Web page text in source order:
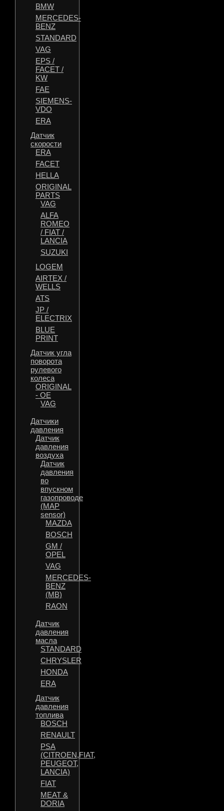
BMW
MERCEDES-
BENZ
STANDARD
VAG
EPS /
FACET /
KW
FAE
SIEMENS-
VDO
ERA
Датчик
скорости
ERA
FACET
HELLA
ORIGINAL
PARTS
VAG
ALFA
ROMEO
/ FIAT /
LANCIA
SUZUKI
LOGEM
AIRTEX /
WELLS
ATS
JP /
ELECTRIX
BLUE
PRINT
Датчик угла
поворота
рулевого
колеса
ORIGINAL
- OE
VAG
Датчики
давления
Датчик
давления
воздуха
Датчик
давления
во
впускном
газопроводе
(MAP
sensor)
MAZDA
BOSCH
GM /
OPEL
VAG
MERCEDES-
BENZ
(MB)
RAON
Датчик
давления
масла
STANDARD
CHRYSLER
HONDA
ERA
Датчик
давления
топлива
BOSCH
RENAULT
PSA
(CITROEN,FIAT,
PEUGEOT,
LANCIA)
FIAT
MEAT &
DORIA